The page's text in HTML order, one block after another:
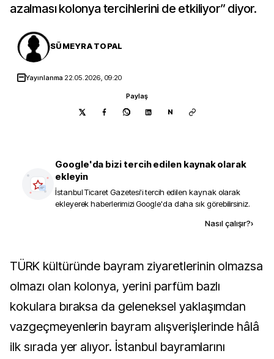
azalması kolonya tercihlerini de etkiliyor” diyor.
SÜMEYRA TOPAL
Yayınlanma 22.05.2026, 09:20
Paylaş
N
Google'da bizi tercih edilen kaynak olarak
ekleyin
İstanbul Ticaret Gazetesi'i tercih edilen kaynak olarak
ekleyerek haberlerimizi Google'da daha sık görebilirsiniz.
Nasıl çalışır?›
TÜRK kültüründe bayram ziyaretlerinin olmazsa
olmazı olan kolonya, yerini parfüm bazlı
kokulara bıraksa da geleneksel yaklaşımdan
vazgeçmeyenlerin bayram alışverişlerinde hâlâ
ilk sırada yer alıyor. İstanbul bayramlarını